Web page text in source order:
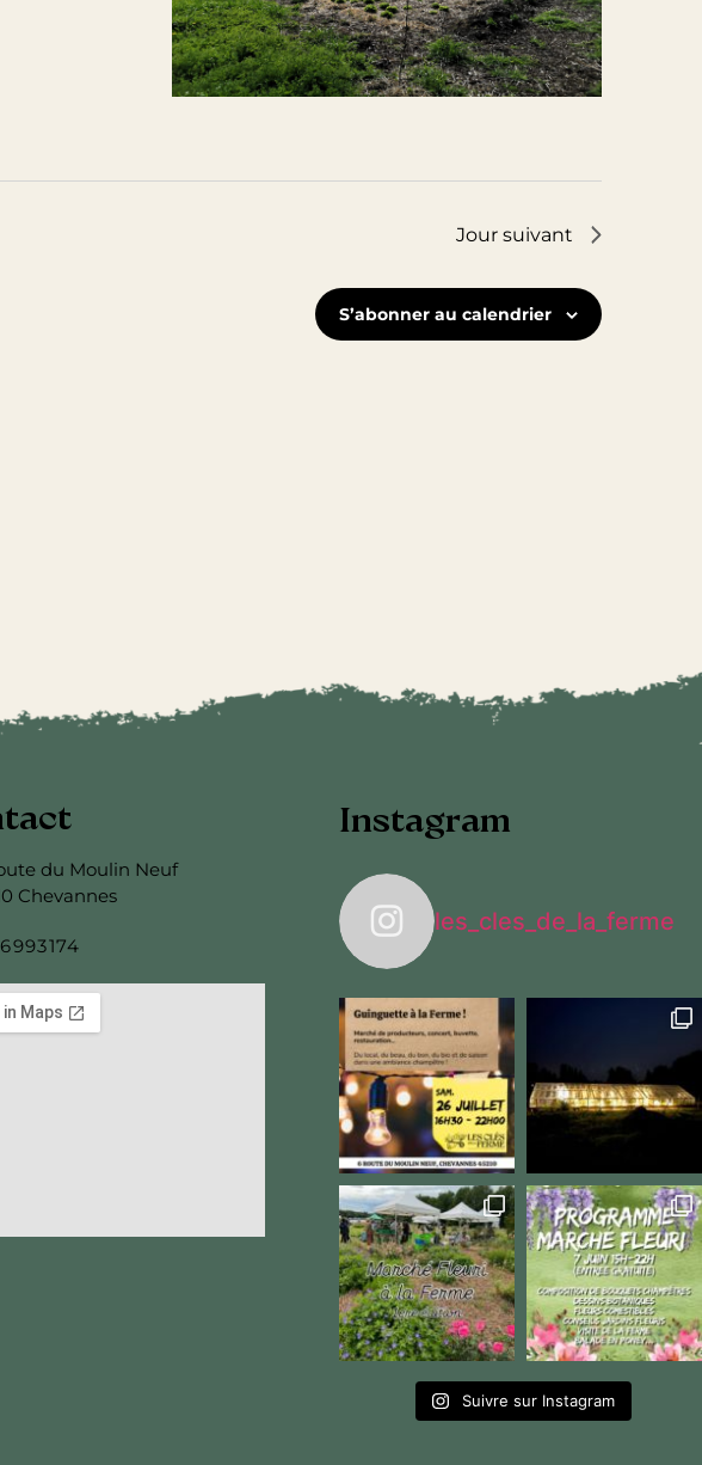
Jour suivant
S’abonner au calendrier
du Moulin Neuf
Chevannes
Instagram
les_cles_de_la_ferme
Suivre sur Instagram